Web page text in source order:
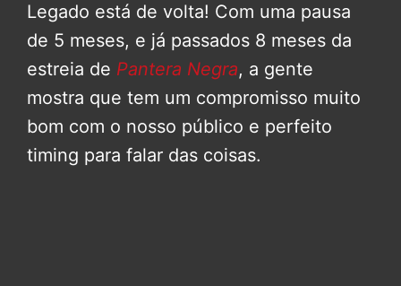
Legado está de volta! Com uma pausa
de 5 meses, e já passados 8 meses da
estreia de Pantera Negra, a gente
mostra que tem um compromisso muito
bom com o nosso público e perfeito
timing para falar das coisas.